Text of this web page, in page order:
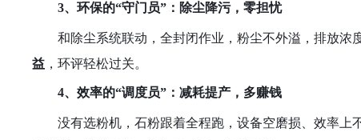
3、环保的“守门员”：除尘降污，零担忧
和除尘系统联动，全封闭作业，粉尘不外溢，排放浓
益 ，环评轻松过关。
4、效率的“调度员”：减耗提产，多赚钱
没有选粉机，石粉跟着全程跑，设备空磨损、效率上